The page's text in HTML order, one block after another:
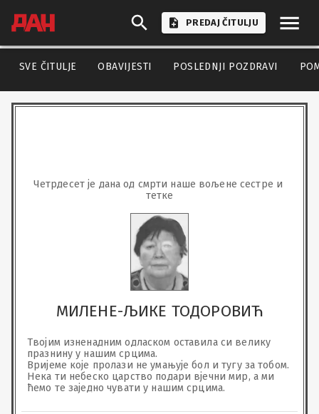
PREDAJ ČITULJU
SVE ČITULJE OBAVIJESTI POSLEDNJI POZDRAVI
Четрдесет је дана од смрти наше вољене сестре и
тетке
МИЛЕНЕ-ЉИКЕ ТОДОРОВИЋ
Твојим изненадним одласком оставила си велику
празнину у нашим срцима.
Вријеме које пролази не умањује бол и тугу за тобом.
Нека ти небеско царство подари вјечни мир, а ми
ћемо те заједно чувати у нашим срцима.